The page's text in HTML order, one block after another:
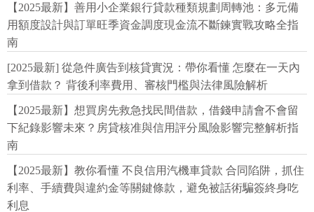
【2025最新】善用小企業銀行貸款種類規劃周轉池：多元備
用額度設計與訂單旺季資金調度現金流不斷鍊實戰攻略全指
南
[2025最新] 從急件廣告到核貸實況：帶你看懂 怎麼在一天內
拿到借款？ 背後利率費用、審核門檻與法律風險解析
【2025最新】想買房先救急找民間借款，借錢申請會不會留
下紀錄影響未來？房貸核准與信用評分風險影響完整解析指
南
【2025最新】教你看懂 不良信用汽機車貸款 合同陷阱，抓住
利率、手續費與違約金等關鍵條款，避免被話術騙簽終身吃
利息